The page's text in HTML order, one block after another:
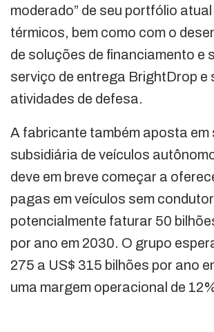
moderado” de seu portfólio
térmicos, bem como com o
de soluções de financiamento e
serviço de entrega BrightDrop e
atividades de defesa.
A fabricante também aposta em
subsidiária de veículos
deve em breve começar a
pagas em veículos sem
potencialmente faturar 50
por ano em 2030. O grupo
275 a US$ 315 bilhões por ano
uma margem operacional de